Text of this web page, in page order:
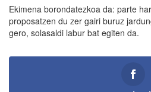
Ekimena borondatezkoa da: parte
proposatzen du zer gairi buruz
gero, solasaldi labur bat egiten da.